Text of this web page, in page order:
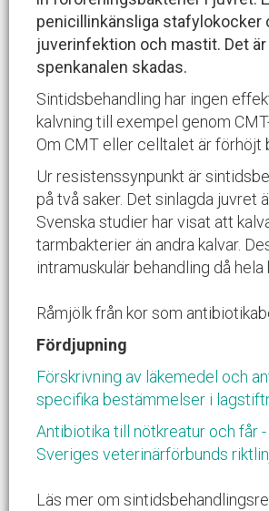
penicillinkänsliga stafylokocker
juverinfektion och mastit. Det
spenkanalen skadas.
Sintidsbehandling har ingen
kalvning till exempel genom
Om CMT eller celltalet är förhöjt
Ur resistenssynpunkt är
på två saker. Det sinlagda juvret
Svenska studier har visat att
tarmbakterier än andra kalvar.
intramuskulär behandling då
Råmjölk från kor som
Fördjupning
Förskrivning av läkemedel och
specifika bestämmelser i
Antibiotika till nötkreatur och får
Sveriges veterinärförbunds
Läs mer om